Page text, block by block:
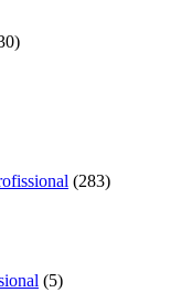
(283)
(5)